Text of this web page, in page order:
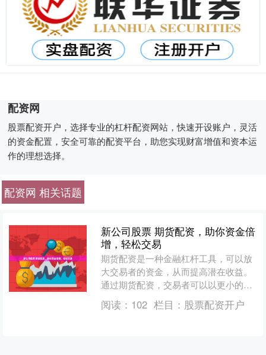
配资网
股票配资开户，选择专业的杠杆配资网站，快速开设账户，灵活
的资金配置，安全可靠的配资平台，助您实现财富增值和资本运
作的理想选择。
配资网 相关话题
新公司股票 期货配资，助你资金倍
增，轻松交易
期货配资是一种金融杠杆工具，可以放
大交易者的资金，从而提高潜在收益。
通过期货配资，交易者可以以更小的本
金撬动更大的资金，从而获得更高的回
报。 股票配资是一种杠杆....
阅读： 102 栏目： 股票配资开户